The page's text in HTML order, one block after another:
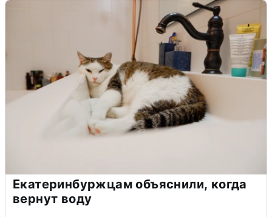
Екатеринбуржцам объяснили, когда
вернут воду